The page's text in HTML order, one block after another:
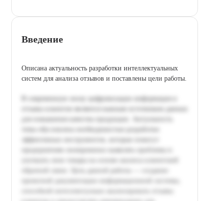
Введение
Описана актуальность разработки интеллектуальных
систем для анализа отзывов и поставлены цели работы.